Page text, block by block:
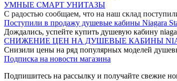
УМНЫЕ СМАРТ УНИТАЗЫ
С радостью сообщаем, что на наш склад
Поступили в продажу душевые кабины Niagara
Дождались, успейте купить душевую кабину
СНИЖЕНИЕ ЦЕН НА ДУШЕВЫЕ КАБИНЫ
Снизили цены на ряд популярных моделей
Подписка на новости магазина
Подпишитесь на рассылку и получайте свежие